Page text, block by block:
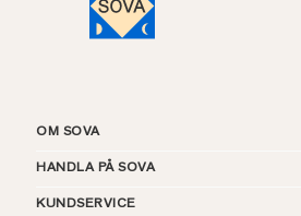
OM SOVA
HANDLA PÅ SOVA
KUNDSERVICE